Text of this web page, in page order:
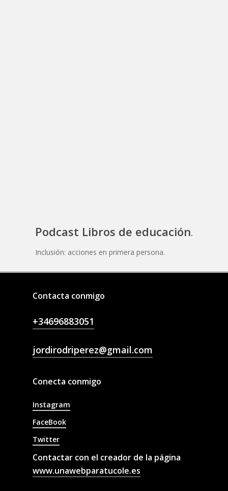
Podcast Libros de educación.
Inclusión: acciones en primera persona.
Contacta conmigo
+34696883051
jordirodriperez@gmail.com
Conecta conmigo
Instagram
FaceBook
Twitter
Contactar con el creador de la página
www.unawebparatucole.es